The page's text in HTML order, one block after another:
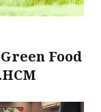
Food